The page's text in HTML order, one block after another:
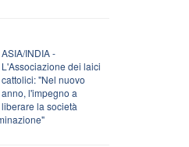
ASIA/INDIA -
L'Associazione dei laici
cattolici: "Nel nuovo
anno, l'impegno a
liberare la società